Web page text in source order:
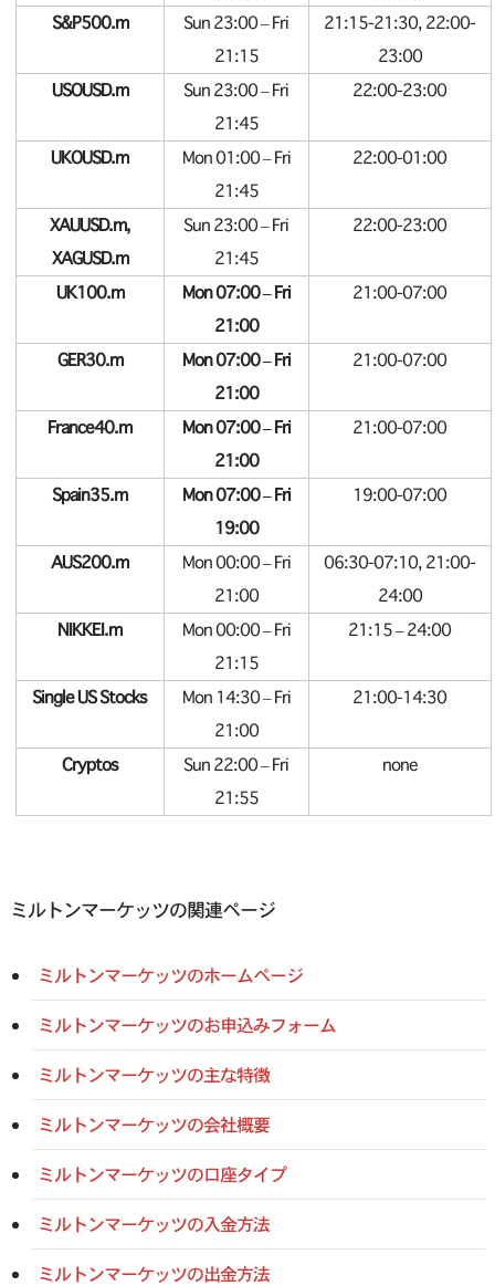
S&P500.m
Sun 23:00 – Fri
21:15
21:15-21:30, 22:00-
23:00
USOUSD.m
Sun 23:00 – Fri
21:45
22:00-23:00
UKOUSD.m
Mon 01:00 – Fri
21:45
22:00-01:00
XAUUSD.m,
XAGUSD.m
Sun 23:00 – Fri
21:45
22:00-23:00
UK100.m
Mon 07:00 – Fri
21:00
21:00-07:00
GER30.m
Mon 07:00 – Fri
21:00
21:00-07:00
France40.m
Mon 07:00 – Fri
21:00
21:00-07:00
Spain35.m
Mon 07:00 – Fri
19:00
19:00-07:00
AUS200.m
Mon 00:00 – Fri
21:00
06:30-07:10, 21:00-
24:00
NIKKEI.m
Mon 00:00 – Fri
21:15
21:15 – 24:00
Single US Stocks
Mon 14:30 – Fri
21:00
21:00-14:30
Cryptos
Sun 22:00 – Fri
21:55
none
ミルトンマーケッツの関連ページ
ミルトンマーケッツのホームページ
ミルトンマーケッツのお申込みフォーム
ミルトンマーケッツの主な特徴
ミルトンマーケッツの会社概要
ミルトンマーケッツの口座タイプ
ミルトンマーケッツの入金方法
ミルトンマーケッツの出金方法